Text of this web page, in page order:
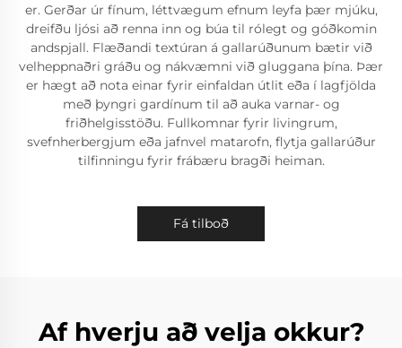
er. Gerðar úr fínum, léttvægum efnum leyfa þær mjúku,
dreifðu ljósi að renna inn og búa til rólegt og góðkomin
andspjall. Flæðandi textúran á gallarúðunum bætir við
velheppnaðri gráðu og nákvæmni við gluggana þína. Þær
er hægt að nota einar fyrir einfaldan útlit eða í lagfjölda
með þyngri gardínum til að auka varnar- og
friðhelgisstöðu. Fullkomnar fyrir livingrum,
svefnherbergjum eða jafnvel matarofn, flytja gallarúður
tilfinningu fyrir frábæru bragði heiman.
Fá tilboð
Af hverju að velja okkur?